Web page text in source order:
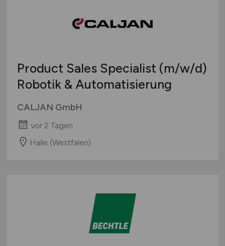
Product Sales Specialist (m/w/d)
Robotik & Automatisierung
CALJAN GmbH
vor 2 Tagen
Halle (Westfalen)